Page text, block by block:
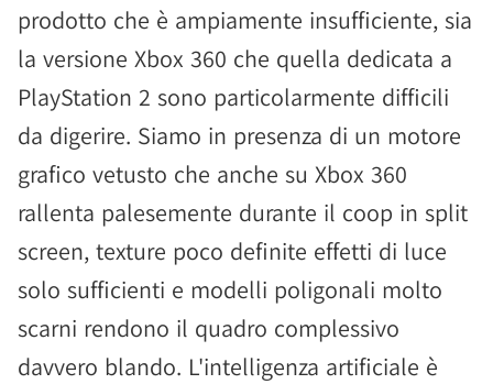
prodotto che è ampiamente insufficiente, sia
la versione Xbox 360 che quella dedicata a
PlayStation 2 sono particolarmente difficili
da digerire. Siamo in presenza di un motore
grafico vetusto che anche su Xbox 360
rallenta palesemente durante il coop in split
screen, texture poco definite effetti di luce
solo sufficienti e modelli poligonali molto
scarni rendono il quadro complessivo
davvero blando. L'intelligenza artificiale è